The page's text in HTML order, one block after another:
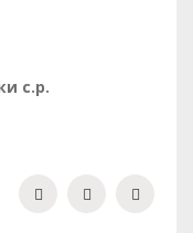
с.р.